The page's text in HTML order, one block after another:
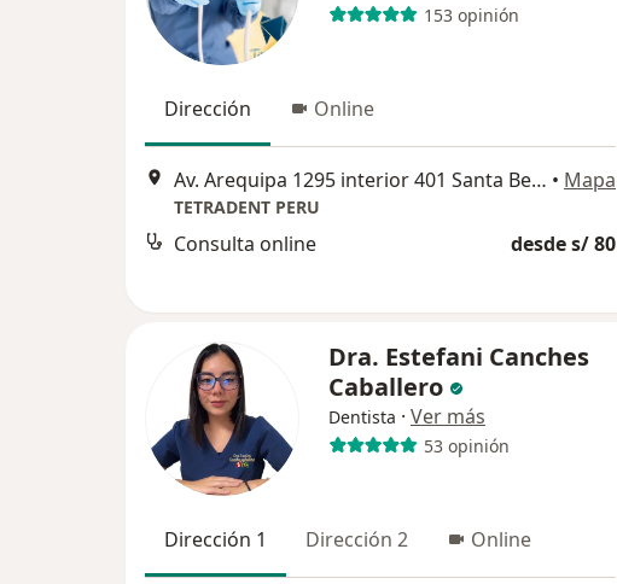
153 opinión
Dirección Online
Av. Arequipa 1295 interior 401 Santa Beatriz, Cercado de Lima • Mapa
TETRADENT PERU
Consulta online desde s/ 80
Dra. Estefani Canches
Caballero
Dentista · Ver más
53 opinión
Dirección 1 Dirección 2 Online